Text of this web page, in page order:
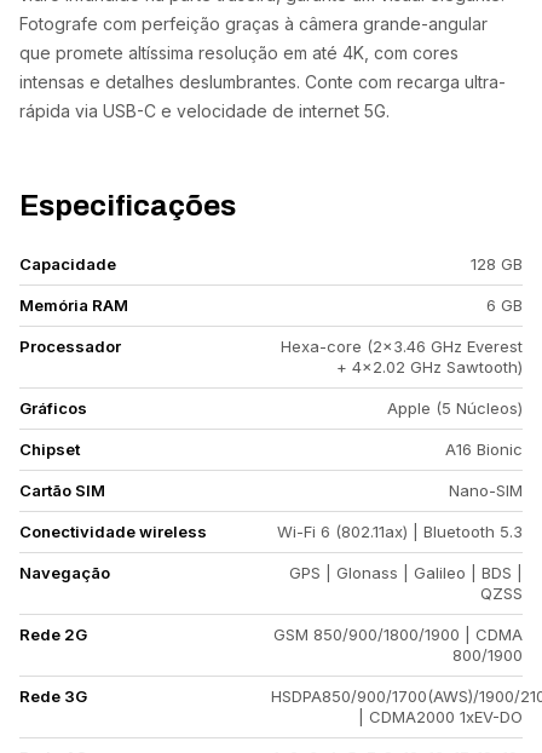
Fotografe com perfeição graças à câmera grande-angular
que promete altíssima resolução em até 4K, com cores
intensas e detalhes deslumbrantes. Conte com recarga ultra-
rápida via USB-C e velocidade de internet 5G.
Especificações
Capacidade 128 GB
Memória RAM 6 GB
Processador
Hexa-core (2x3.46 GHz Everest
+ 4x2.02 GHz Sawtooth)
Gráficos Apple (5 Núcleos)
Chipset A16 Bionic
Cartão SIM Nano-SIM
Conectividade wireless Wi-Fi 6 (802.11ax) | Bluetooth 5.3
Navegação
GPS | Glonass | Galileo | BDS |
QZSS
Rede 2G
GSM 850/900/1800/1900 | CDMA
800/1900
Rede 3G
HSDPA850/900/1700(AWS)/1900/
| CDMA2000 1xEV-DO